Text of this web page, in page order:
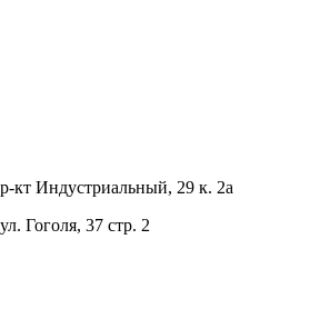
кт Индустриальный, 29 к. 2а
Гоголя, 37 стр. 2